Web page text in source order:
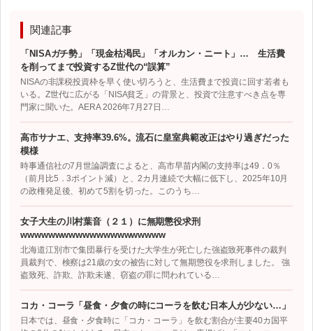
関連記事
「NISAガチ勢」「現金枯渇民」「オルカン・ニート」… 生活費
を削ってまで投資するZ世代の“誤算”
NISAの非課税投資枠を早く使い切ろうと、生活費まで投資に回す若者も
いる。Z世代に広がる「NISA貧乏」の背景と、投資で注意すべき点を専
門家に聞いた。AERA 2026年7月27日…
高市サナエ、支持率39.6%。流石に皇室典範改正はやり過ぎだった
模様
時事通信社の7月世論調査によると、高市早苗内閣の支持率は49．0％
（前月比5．3ポイント減）と、2カ月連続で大幅に低下し、2025年10月
の政権発足後、初めて5割を切った。このうち…
女子大生の川村葉音（２１）に無期懲役求刑
wwwwwwwwwwwwwwwwwwwww
北海道江別市で集団暴行を受けた大学生が死亡した強盗致死事件の裁判
員裁判で、検察は21歳の女の被告に対して無期懲役を求刑しました。 強
盗致死、詐欺、詐欺未遂、窃盗の罪に問われている…
コカ・コーラ「昼食・夕食の時にコーラを飲む日本人が少ない…」
日本では、昼食・夕食時に「コカ・コーラ」を飲む割合が主要40カ国平